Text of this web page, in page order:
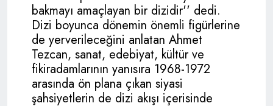
bakmayı amaçlayan bir dizidir'' dedi.
Dizi boyunca dönemin önemli figürlerine
de yerverileceğini anlatan Ahmet
Tezcan, sanat, edebiyat, kültür ve
fikiradamlarının yanısıra 1968-1972
arasında ön plana çıkan siyasi
şahsiyetlerin de dizi akışı içerisinde